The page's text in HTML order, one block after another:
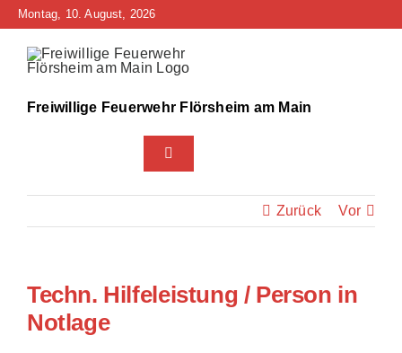
Zum
springen
Montag, 10. August, 2026
Freiwillige Feuerwehr Flörsheim am Main
Toggle
Navigation
Home
Bürgerinfo
Zurück Vor
Techn. Hilfeleistung / Person in
Notlage